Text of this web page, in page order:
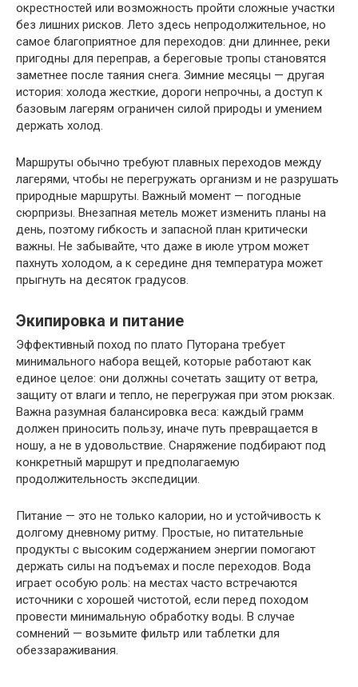
окрестностей или возможность пройти сложные участки
без лишних рисков. Лето здесь непродолжительное, но
самое благоприятное для переходов: дни длиннее, реки
пригодны для переправ, а береговые тропы становятся
заметнее после таяния снега. Зимние месяцы — другая
история: холода жесткие, дороги непрочны, а доступ к
базовым лагерям ограничен силой природы и умением
держать холод.
Маршруты обычно требуют плавных переходов между
лагерями, чтобы не перегружать организм и не разрушать
природные маршруты. Важный момент — погодные
сюрпризы. Внезапная метель может изменить планы на
день, поэтому гибкость и запасной план критически
важны. Не забывайте, что даже в июле утром может
пахнуть холодом, а к середине дня температура может
прыгнуть на десяток градусов.
Экипировка и питание
Эффективный поход по плато Путорана требует
минимального набора вещей, которые работают как
единое целое: они должны сочетать защиту от ветра,
защиту от влаги и тепло, не перегружая при этом рюкзак.
Важна разумная балансировка веса: каждый грамм
должен приносить пользу, иначе путь превращается в
ношу, а не в удовольствие. Снаряжение подбирают под
конкретный маршрут и предполагаемую
продолжительность экспедиции.
Питание — это не только калории, но и устойчивость к
долгому дневному ритму. Простые, но питательные
продукты с высоким содержанием энергии помогают
держать силы на подъемах и после переходов. Вода
играет особую роль: на местах часто встречаются
источники с хорошей чистотой, если перед походом
провести минимальную обработку воды. В случае
сомнений — возьмите фильтр или таблетки для
обеззараживания.